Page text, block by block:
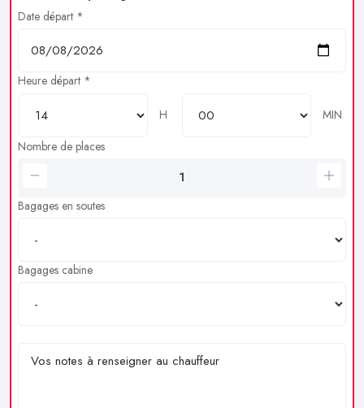
Date départ *
Heure départ *
H
MIN
Nombre de places
Bagages en soutes
Bagages cabine